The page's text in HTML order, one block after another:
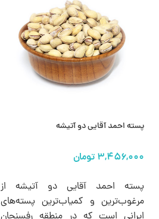
پسته احمد آقایی دو آتیشه
پسته احمد آقایی دو آتیشه از
مرغوب‌ترین و کمیاب‌ترین پسته‌های